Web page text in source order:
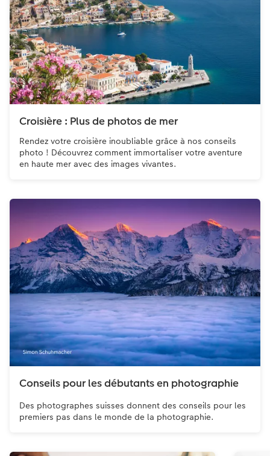
Accessoires
Croisière : Plus de photos de mer
Rendez votre croisière inoubliable grâce à nos conseils
photo ! Découvrez comment immortaliser votre aventure
en haute mer avec des images vivantes.
Conseils pour les débutants en photographie
Des photographes suisses donnent des conseils pour les
premiers pas dans le monde de la photographie.